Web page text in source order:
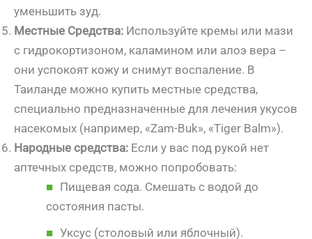
уменьшить зуд.
Местные Средства: Используйте кремы или мази
с гидрокортизоном, каламином или алоэ вера –
они успокоят кожу и снимут воспаление. В
Таиланде можно купить местные средства,
специально предназначенные для лечения укусов
насекомых (например, «Zam-Buk», «Tiger Balm»).
Народные средства: Если у вас под рукой нет
аптечных средств, можно попробовать:
Пищевая сода. Смешать с водой до
состояния пасты.
Уксус (столовый или яблочный).